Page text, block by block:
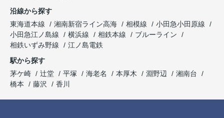
沿線から探す
東海道本線
湘南新宿ライン高海 相模線
小田急小田原線
小田急江ノ島線
横浜線 相鉄本線
ブルーライン
相鉄いずみ野線
江ノ島電鉄
駅から探す
茅ケ崎
辻堂 平塚 海老名 本厚木 淵野辺
湘南台
橋本
藤沢 香川